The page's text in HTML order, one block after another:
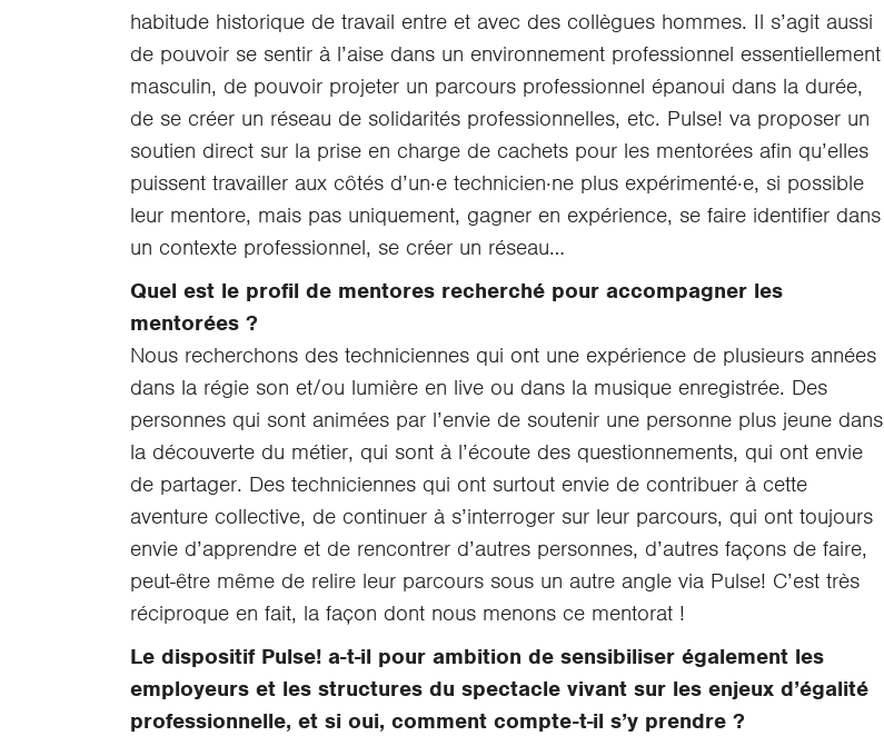
habitude historique de travail entre et avec des collègues hommes. Il s’agit aussi
de pouvoir se sentir à l’aise dans un environnement professionnel essentiellement
masculin, de pouvoir projeter un parcours professionnel épanoui dans la durée,
de se créer un réseau de solidarités professionnelles, etc. Pulse! va proposer un
soutien direct sur la prise en charge de cachets pour les mentorées afin qu’elles
puissent travailler aux côtés d’un·e technicien·ne plus expérimenté·e, si possible
leur mentore, mais pas uniquement, gagner en expérience, se faire identifier dans
un contexte professionnel, se créer un réseau…
Quel est le profil de mentores recherché pour accompagner les
mentorées ?
Nous recherchons des techniciennes qui ont une expérience de plusieurs années
dans la régie son et/ou lumière en live ou dans la musique enregistrée. Des
personnes qui sont animées par l’envie de soutenir une personne plus jeune dans
la découverte du métier, qui sont à l’écoute des questionnements, qui ont envie
de partager. Des techniciennes qui ont surtout envie de contribuer à cette
aventure collective, de continuer à s’interroger sur leur parcours, qui ont toujours
envie d’apprendre et de rencontrer d’autres personnes, d’autres façons de faire,
peut-être même de relire leur parcours sous un autre angle via Pulse! C’est très
réciproque en fait, la façon dont nous menons ce mentorat !
Le dispositif Pulse! a-t-il pour ambition de sensibiliser également les
employeurs et les structures du spectacle vivant sur les enjeux d’égalité
professionnelle, et si oui, comment compte-t-il s’y prendre ?